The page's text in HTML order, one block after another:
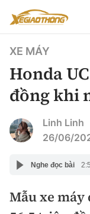
360° xe
Chính sách
Hạ tầng phương
Xe du lịch
XE MÁY
Honda
đồng khi
Linh Linh
26/06/
Nghe đọc bài
Mẫu xe máy